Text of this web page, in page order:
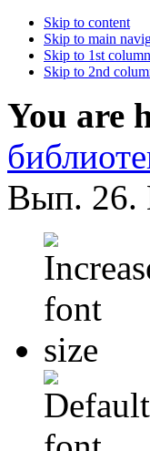
Skip to content
Skip to main
Skip to 1st column
Skip to 2nd
You are
Вып. 26.